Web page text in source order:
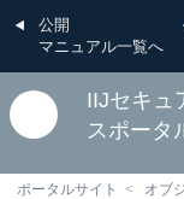
公開
マニュアル一覧へ
IIJセキュ
スポータ
ポータルサイト オブ